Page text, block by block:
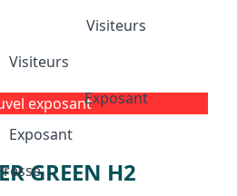
univers
et labels
Visiteurs
Visiteurs
Visiteurs
Animations et temps forts
pratiques
Exposant
Exposant
Exposant
exposant
GREEN H2